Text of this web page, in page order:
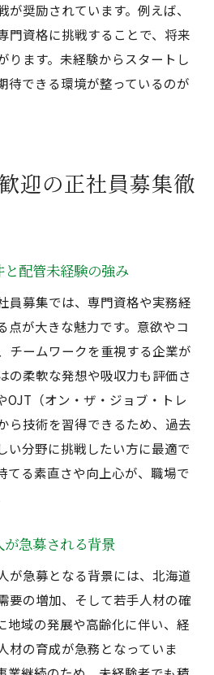
働ける職場を見つけるヒン
迎求人で長期安定を目指す
重視すべき長く働ける条件
求人の安心ポイント紹介
定した将来を築く秘訣
奨励されています。例えば、
門資格に挑戦することで、将来
ります。未経験からスタートし
待できる環境が整っているのが
迎の正社員募集徹
配管未経験の強み
員募集では、専門資格や実務経
点が大きな魅力です。意欲やコ
チームワークを重視する企業が
の柔軟な発想や吸収力も評価さ
OJT（オン・ザ・ジョブ・トレ
ら技術を習得できるため、過去
い分野に挑戦したい方に最適で
てる素直さや向上心が、職場で
急募される背景
が急募となる背景には、北海道
要の増加、そして若手人材の確
地域の発展や高齢化に伴い、経
材の育成が急務となっていま